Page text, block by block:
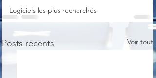
Logiciels les plus recherchés
Posts récents Voir tout